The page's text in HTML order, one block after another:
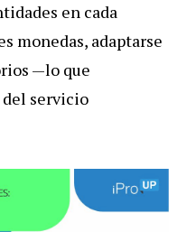
en cada
monedas, adaptarse
—lo que
servicio